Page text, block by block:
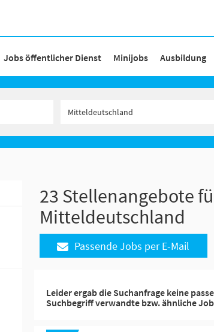
Jobs öffentlicher Dienst Minijobs Ausbildung
23 Stellenangebote
Mitteldeutschland
Passende Jobs per E-Mail
Leider ergab die Suchanfrage keine
Suchbegriff verwandte bzw. ähnliche